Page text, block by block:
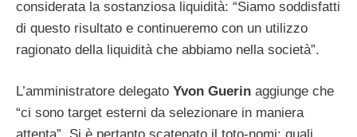
considerata la sostanziosa liquidità: “Siamo soddisfatti
di questo risultato e continueremo con un utilizzo
ragionato della liquidità che abbiamo nella società”.
L’amministratore delegato Yvon Guerin aggiunge che
“ci sono target esterni da selezionare in maniera